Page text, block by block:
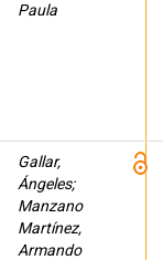
Paula
Gallar,
Ángeles;
Manzano
Martínez,
Armando